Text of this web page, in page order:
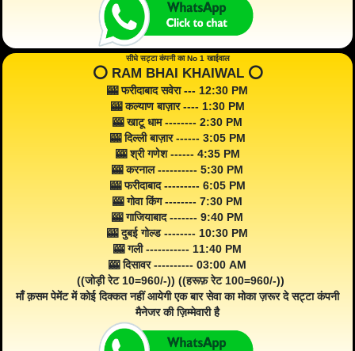
सीधे सट्टा कंपनी का No 1 खाईवाल
⭕️ RAM BHAI KHAIWAL ⭕️
🎰 फरीदाबाद सवेरा --- 12:30 PM
🎰 कल्याण बाज़ार ---- 1:30 PM
🎰 खाटू धाम -------- 2:30 PM
🎰 दिल्ली बाज़ार ------ 3:05 PM
🎰 श्री गणेश ------ 4:35 PM
🎰 करनाल ---------- 5:30 PM
🎰 फरीदाबाद --------- 6:05 PM
🎰 गोवा किंग -------- 7:30 PM
🎰 गाजियाबाद ------- 9:40 PM
🎰 दुबई गोल्ड -------- 10:30 PM
🎰 गली ----------- 11:40 PM
🎰 दिसावर ---------- 03:00 AM
((जोड़ी रेट 10=960/-)) ((हरूफ़ रेट 100=960/-))
माँ क़सम पेमेंट में कोई दिक्कत नहीं आयेगी एक बार सेवा का मोका ज़रूर दे सट्टा कंपनी
मैनेजर की ज़िम्मेवारी है